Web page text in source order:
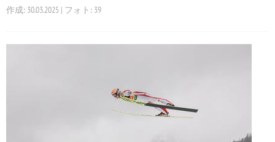
作成: 30.03.2025 | フォト: 39